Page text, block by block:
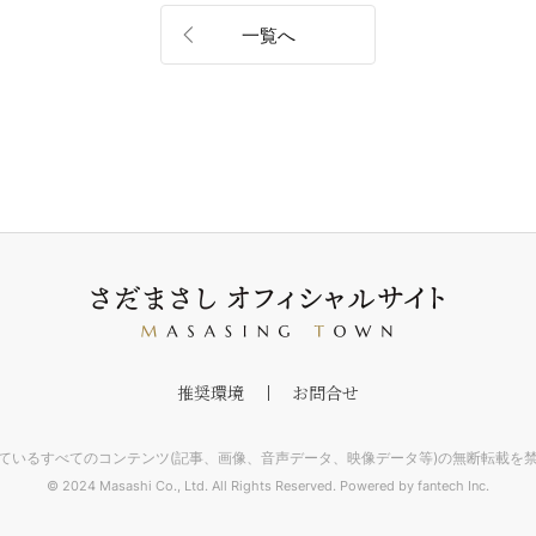
一覧へ
推奨環境 お問合せ
いるすべてのコンテンツ(記事、画像、音声データ、映像データ等)の無断転載を禁
© 2024 Masashi Co., Ltd. All Rights Reserved. Powered by fantech Inc.